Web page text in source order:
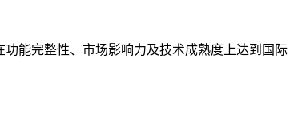
能完整性、市场影响力及技术成熟度上达到国际